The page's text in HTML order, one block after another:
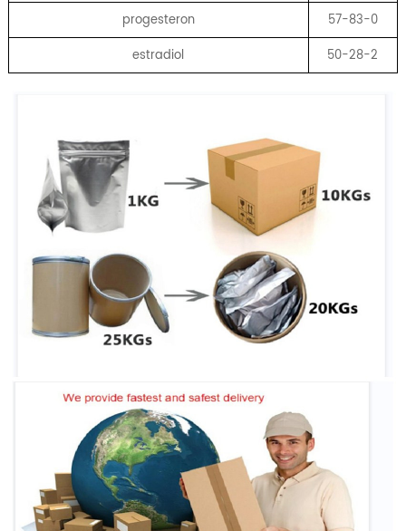
progesteron
57-83-0
estradiol
50-28-2